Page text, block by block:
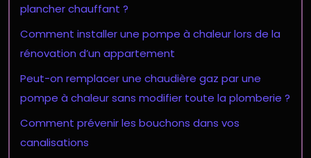
plancher chauffant ?
Comment installer une pompe à chaleur lors de la
rénovation d’un appartement
Peut-on remplacer une chaudière gaz par une
pompe à chaleur sans modifier toute la plomberie ?
Comment prévenir les bouchons dans vos
canalisations